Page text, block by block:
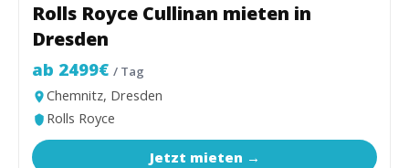
Rolls Royce Cullinan mieten in
Dresden
ab 2499€ / Tag
Chemnitz, Dresden
Rolls Royce
Jetzt mieten →